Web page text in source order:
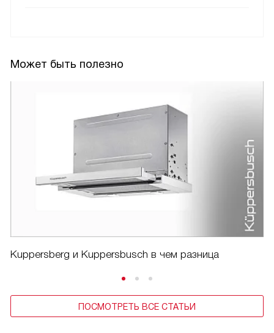
Может быть полезно
Kuppersberg и Kuppersbusch в чем разница
ПОСМОТРЕТЬ ВСЕ СТАТЬИ